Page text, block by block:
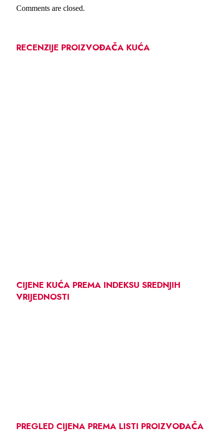
Comments are closed.
RECENZIJE PROIZVOĐAČA KUĆA
CIJENE KUĆA PREMA INDEKSU SREDNJIH
VRIJEDNOSTI
PREGLED CIJENA PREMA LISTI PROIZVOĐAČA